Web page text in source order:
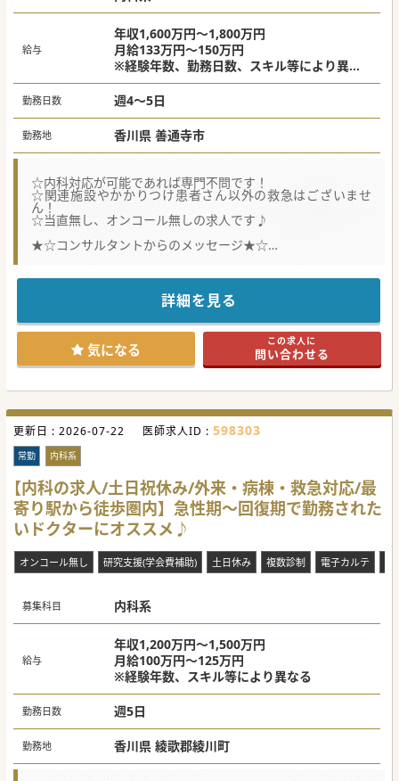
給与
年収1,600万円～1,800万円
月給133万円～150万円
※経験年数、勤務日数、スキル等により異な
る
勤務日数 週4～5日
勤務地 香川県 善通寺市
☆内科対応が可能であれば専門不問です！
☆関連施設やかかりつけ患者さん以外の救急はございませ
ん！
☆当直無し、オンコール無しの求人です♪
★☆コンサルタントからのメッセージ★☆
常勤の体制強化のために募集をされていらっしゃいます。
比較的落ち着いて勤務できる環境です♪
#秋入職可
詳細を見る
気になる この求人に
問い合わせる
更新日 : 2026-07-22 医師求人ID : 598303
常勤 内科系
【内科の求人/土日祝休み/外来・病棟・救急対応/最
寄り駅から徒歩圏内】急性期～回復期で勤務された
いドクターにオススメ♪
オンコール無し 研究支援(学会費補助) 土日休み 複数診制 電子カルテ
募集科目 内科系
給与
年収1,200万円～1,500万円
月給100万円～125万円
※経験年数、スキル等により異なる
勤務日数 週5日
勤務地 香川県 綾歌郡綾川町